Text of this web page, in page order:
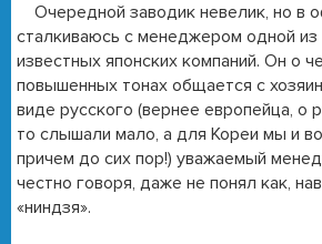
Очередной заводик невелик, но в
сталкиваюсь с менеджером одной из
известных японских компаний. Он о
повышенных тонах общается с
виде русского (вернее европейца, о
то слышали мало, а для Кореи мы и
причем до сих пор!) уважаемый
честно говоря, даже не понял как,
«ниндзя».